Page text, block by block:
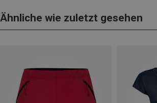
Ähnliche wie zuletzt gesehen